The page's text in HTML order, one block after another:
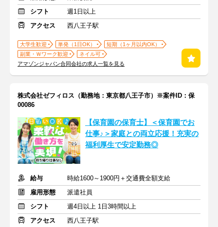
シフト
週1日以上
アクセス
西八王子駅
大学生歓迎 単発（1日OK）
短期（1ヶ月以内OK）
副業・Ｗワーク歓迎
ネイル可
アマゾンジャパン合同会社の求人一覧を見る
株式会社ゼフィロス（勤務地：東京都八王子市）※案件ID：保
00086
【保育園の保育士】＜保育園でお
仕事♪＞家庭との両立応援！充実の
福利厚生で安定勤務◎
給与
時給1600～1900円＋交通費全額支給
雇用形態
派遣社員
シフト
週4日以上 1日3時間以上
アクセス
西八王子駅